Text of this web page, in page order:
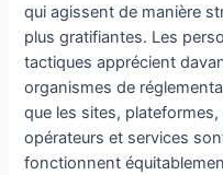
qui agissent de manière
plus gratifiantes. Les
tactiques apprécient
organismes de
que les sites,
opérateurs et services
fonctionnent